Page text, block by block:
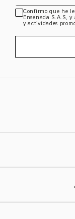
Confirmo que he
Ensenada S.A.S,
y actividades